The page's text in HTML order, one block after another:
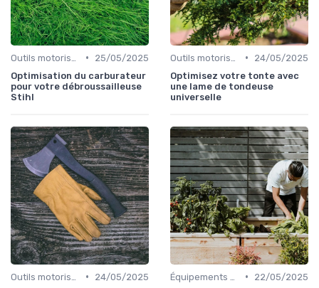
•
25/05/2025
Optimisation du carburateur
pour votre débroussailleuse
Stihl
•
24/05/2025
Optimisez votre tonte avec
une lame de tondeuse
universelle
•
24/05/2025
•
22/05/2025